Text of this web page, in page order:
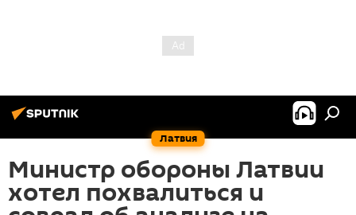
Латвия
Министр обороны Латвии
хотел похвалиться и